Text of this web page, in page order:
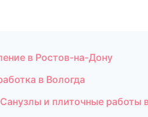
в Ростов-на-Дону
в Вологда
и плиточные работы